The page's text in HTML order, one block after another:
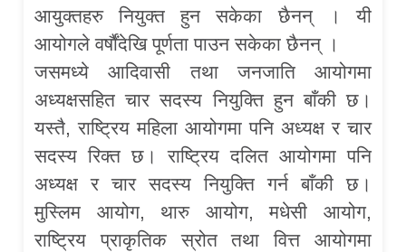
आयुक्तहरु नियुक्त हुन सकेका छैनन् । यी
आयोगले वर्षौंदेखि पूर्णता पाउन सकेका छैनन् ।
जसमध्ये आदिवासी तथा जनजाति आयोगमा
अध्यक्षसहित चार सदस्य नियुक्ति हुन बाँकी छ।
यस्तै, राष्ट्रिय महिला आयोगमा पनि अध्यक्ष र चार
सदस्य रिक्त छ। राष्ट्रिय दलित आयोगमा पनि
अध्यक्ष र चार सदस्य नियुक्ति गर्न बाँकी छ।
मुस्लिम आयोग, थारु आयोग, मधेसी आयोग,
राष्ट्रिय प्राकृतिक स्रोत तथा वित्त आयोगमा